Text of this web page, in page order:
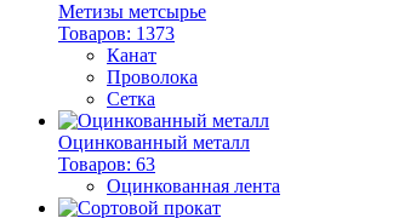
Метизы метсырье
Товаров: 1373
Канат
Проволока
Сетка
Оцинкованный металл
Товаров: 63
Оцинкованная лента